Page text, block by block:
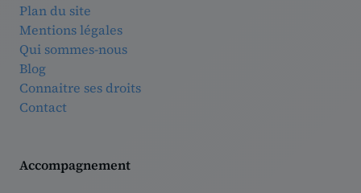
Plan du site
Mentions légales
Qui sommes-nous
Blog
Connaitre ses droits
Contact
Accompagnement